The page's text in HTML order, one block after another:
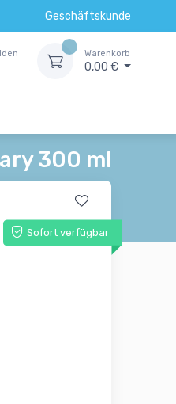
Geschäftskunde
Warenkorb
0,00 €
300 ml
Sofort verfügbar